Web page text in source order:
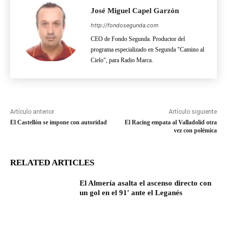
José Miguel Capel Garzón
http://fondosegunda.com
CEO de Fondo Segunda. Productor del
programa especializado en Segunda "Camino al
Cielo", para Radio Marca.
Artículo anterior
El Castellón se impone con autoridad
Artículo siguiente
El Racing empata al Valladolid otra
vez con polémica
RELATED ARTICLES
El Almería asalta el ascenso directo con
un gol en el 91′ ante el Leganés